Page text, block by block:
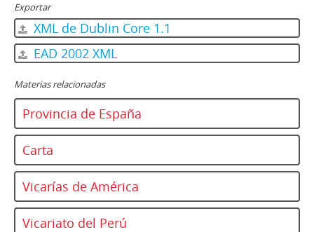
Exportar
XML de Dublin Core 1.1
EAD 2002 XML
Materias relacionadas
Provincia de España
Carta
Vicarías de América
Vicariato del Perú